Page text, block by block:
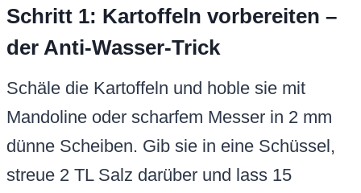
Schritt 1: Kartoffeln vorbereiten –
der Anti-Wasser-Trick
Schäle die Kartoffeln und hoble sie mit
Mandoline oder scharfem Messer in 2 mm
dünne Scheiben. Gib sie in eine Schüssel,
streue 2 TL Salz darüber und lass 15